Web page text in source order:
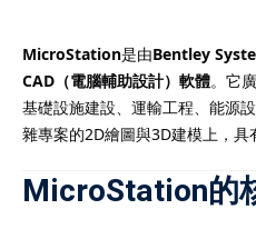
MicroStation是由Bentley
CAD（電腦輔助設計）軟體。它
基礎設施建設、運輸工程、能源
雜專案的2D繪圖與3D建模上，具
MicroStation的